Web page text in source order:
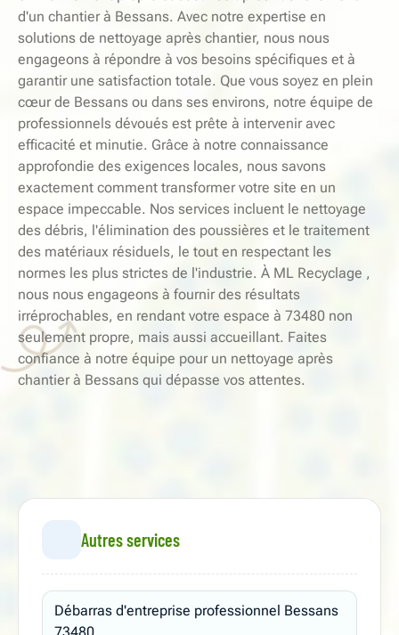
d'un chantier à Bessans. Avec notre expertise en
solutions de nettoyage après chantier, nous nous
engageons à répondre à vos besoins spécifiques et à
garantir une satisfaction totale. Que vous soyez en plein
cœur de Bessans ou dans ses environs, notre équipe de
professionnels dévoués est prête à intervenir avec
efficacité et minutie. Grâce à notre connaissance
approfondie des exigences locales, nous savons
exactement comment transformer votre site en un
espace impeccable. Nos services incluent le nettoyage
des débris, l'élimination des poussières et le traitement
des matériaux résiduels, le tout en respectant les
normes les plus strictes de l'industrie. À ML Recyclage ,
nous nous engageons à fournir des résultats
irréprochables, en rendant votre espace à 73480 non
seulement propre, mais aussi accueillant. Faites
confiance à notre équipe pour un nettoyage après
chantier à Bessans qui dépasse vos attentes.
Autres services
Débarras d'entreprise professionnel Bessans